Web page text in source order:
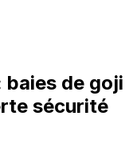
baies de goji
sécurité